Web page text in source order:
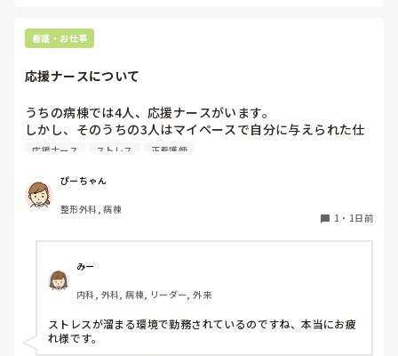
看護・お仕事
応援ナースについて
うちの病棟では4人、応援ナースがいます。
しかし、そのうちの3人はマイペースで自分に与えられた仕
事しかしないor自分の仕事でいっぱいいっぱいという方たち
てます。他の人が業務終わってないのにです。
応援ナース働き方ってこんなもんなんですか?
もっと即戦力になる人たちのことを応援ナースだと思ってま
もう、不満しかないです。
応援ナース ストレス 正看護師
ぴーちゃん
整形外科, 病棟
1 ・ 1日前
みー
内科, 外科, 病棟, リーダー, 外来
ストレスが溜まる環境で勤務されているのですね、本当にお疲
れ様です。